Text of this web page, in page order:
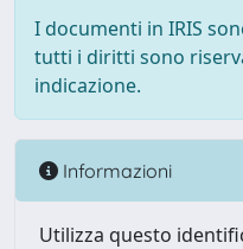
I documenti in IRIS
tutti i diritti sono
indicazione.
Informazioni
Utilizza questo